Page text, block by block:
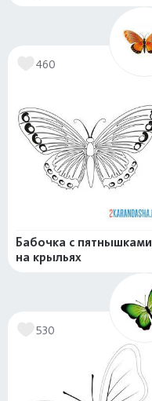
460
Бабочка с пятнышками
на крыльях
530